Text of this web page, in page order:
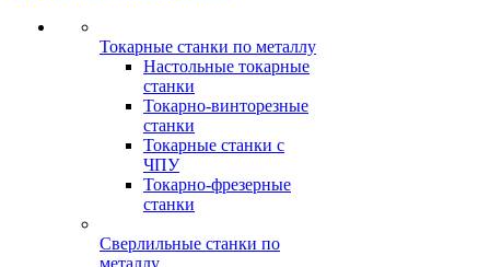
Токарные станки по металлу
Настольные токарные
станки
Токарно-винторезные
станки
Токарные станки с
ЧПУ
Токарно-фрезерные
станки
Сверлильные станки по
металлу